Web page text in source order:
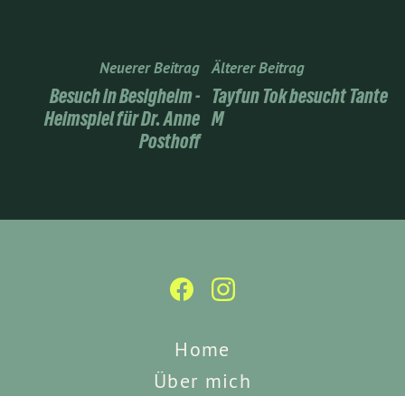
Neuerer Beitrag
Besuch in Besigheim -
Heimspiel für Dr. Anne
Posthoff
Älterer Beitrag
Tayfun Tok besucht Tante
M
Home
Über mich